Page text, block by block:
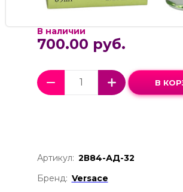
В наличии
700.00 руб.
В
Артикул: 2В84-АД-32
Бренд: Versace